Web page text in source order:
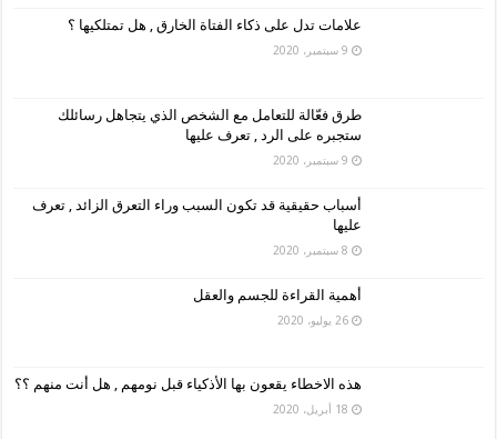
علامات تدل على ذكاء الفتاة الخارق , هل تمتلكيها ؟
9 سبتمبر، 2020
طرق فعّالة للتعامل مع الشخص الذي يتجاهل رسائلك
ستجبره على الرد , تعرف عليها
9 سبتمبر، 2020
أسباب حقيقية قد تكون السبب وراء التعرق الزائد , تعرف
عليها
8 سبتمبر، 2020
أهمية القراءة للجسم والعقل
26 يوليو، 2020
هذه الاخطاء يقعون بها الأذكياء قبل نومهم , هل أنت منهم ؟؟
18 أبريل، 2020